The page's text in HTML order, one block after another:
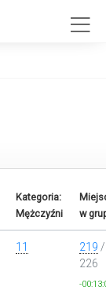
Kategoria:
Mężczyźni
w
11 219 /
226
-